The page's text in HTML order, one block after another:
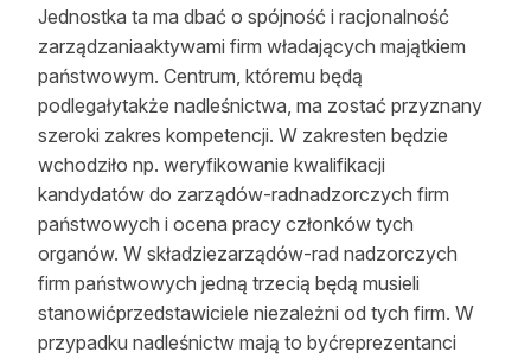
Jednostka ta ma dbać o spójność i racjonalność
zarządzaniaaktywami firm władających majątkiem
państwowym. Centrum, któremu będą
podlegałytakże nadleśnictwa, ma zostać przyznany
szeroki zakres kompetencji. W zakresten będzie
wchodziło np. weryfikowanie kwalifikacji
kandydatów do zarządów-radnadzorczych firm
państwowych i ocena pracy członków tych
organów. W składziezarządów-rad nadzorczych
firm państwowych jedną trzecią będą musieli
stanowićprzedstawiciele niezależni od tych firm. W
przypadku nadleśnictw mają to byćreprezentanci